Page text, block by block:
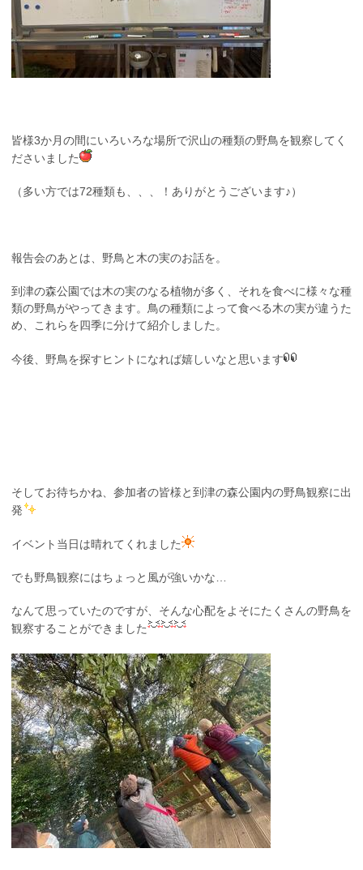
皆様3か月の間にいろいろな場所で沢山の種類の野鳥を観察してく
ださいました
（多い方では72種類も、、、！ありがとうございます♪）
報告会のあとは、野鳥と木の実のお話を。
到津の森公園では木の実のなる植物が多く、それを食べに様々な種
類の野鳥がやってきます。鳥の種類によって食べる木の実が違うた
め、これらを四季に分けて紹介しました。
今後、野鳥を探すヒントになれば嬉しいなと思います
そしてお待ちかね、参加者の皆様と到津の森公園内の野鳥観察に出
発
イベント当日は晴れてくれました
でも野鳥観察にはちょっと風が強いかな…
なんて思っていたのですが、そんな心配をよそにたくさんの野鳥を
観察することができました